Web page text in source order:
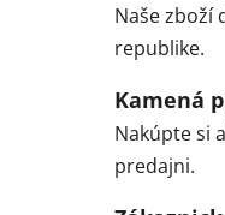
Naše zboží
republike.
Kamená
Nakúpte si
predajni.